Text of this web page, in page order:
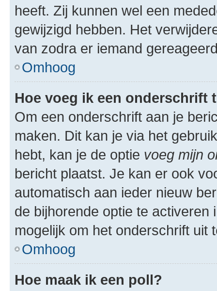
heeft. Zij kunnen wel een
gewijzigd hebben. Het
van zodra er iemand
Omhoog
Hoe voeg ik een onderschrift
Om een onderschrift aan je
maken. Dit kan je via het
hebt, kan je de optie voeg mijn
bericht plaatst. Je kan er ook
automatisch aan ieder nieuw
de bijhorende optie te
mogelijk om het onderschrift uit
Omhoog
Hoe maak ik een poll?